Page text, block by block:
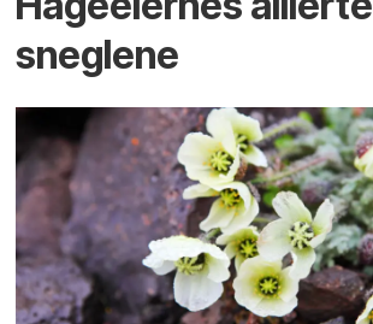
sneglene